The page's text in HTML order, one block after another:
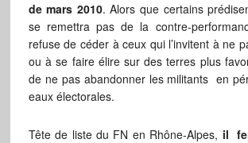
de mars 2010. Alors que certains
se remettra pas de la contre-
refuse de céder à ceux qui l’invitent à ne
ou à se faire élire sur des terres plus
de ne pas abandonner les militants en
eaux électorales.
Tête de liste du FN en Rhône-Alpes, il